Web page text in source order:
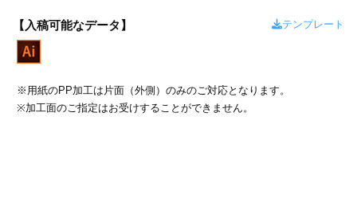
印刷
リーブ
【入稿可能なデータ】 テンプレート
※用紙のPP加工は片面（外側）のみのご対応となります。
※加工面のご指定はお受けすることができません。